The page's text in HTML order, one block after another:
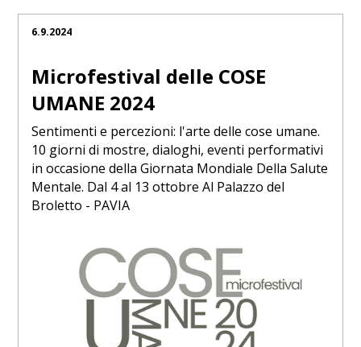
6.9.2024
Microfestival delle COSE
UMANE 2024
Sentimenti e percezioni: l'arte delle cose umane.
10 giorni di mostre, dialoghi, eventi performativi
in occasione della Giornata Mondiale Della Salute
Mentale. Dal 4 al 13 ottobre Al Palazzo del
Broletto - PAVIA